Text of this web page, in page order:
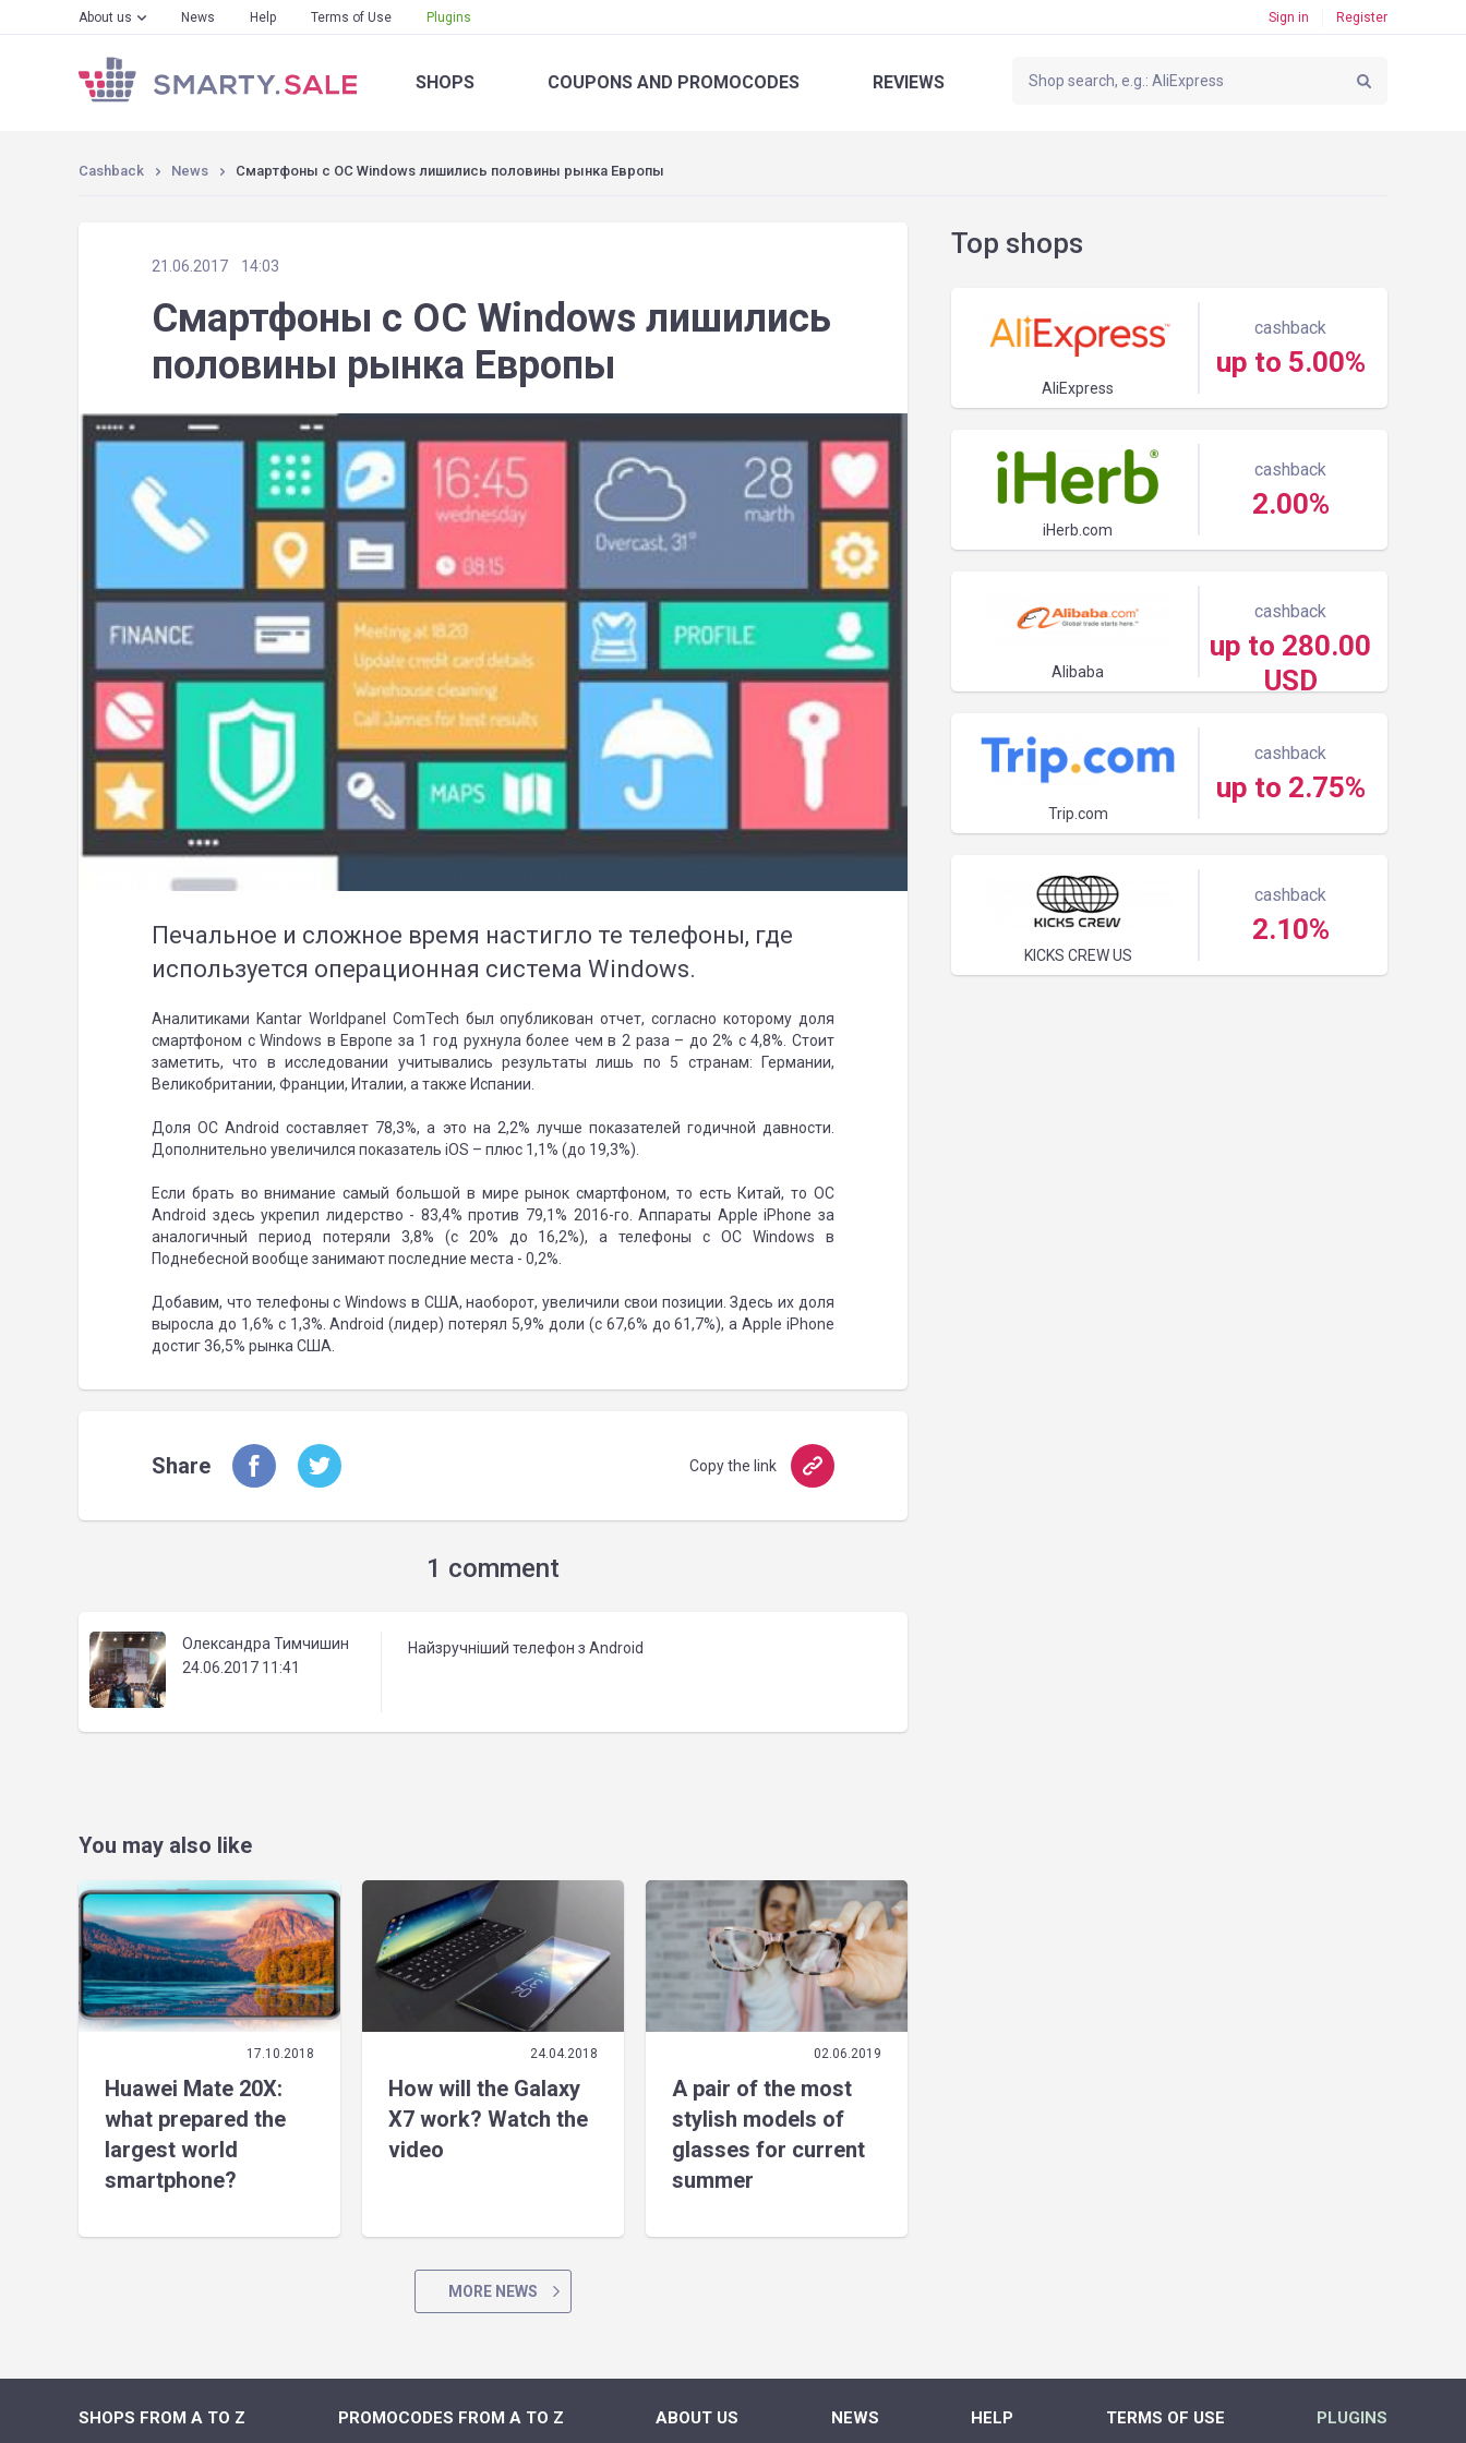
About us News Help Terms of Use Plugins Sign in Register
SHOPS COUPONS AND PROMOCODES REVIEWS
Cashback News Смартфоны с ОС Windows лишились половины рынка Европы
21.06.2017 14:03
Смартфоны с ОС Windows лишились
половины рынка Европы
Печальное и сложное время настигло те телефоны, где
используется операционная система Windows.
Аналитиками Kantar Worldpanel ComTech был опубликован отчет, согласно которому доля
смартфоном с Windows в Европе за 1 год рухнула более чем в 2 раза – до 2% с 4,8%. Стоит
заметить, что в исследовании учитывались результаты лишь по 5 странам: Германии,
Великобритании, Франции, Италии, а также Испании.
Доля ОС Android составляет 78,3%, а это на 2,2% лучше показателей годичной давности.
Дополнительно увеличился показатель iOS – плюс 1,1% (до 19,3%).
Если брать во внимание самый большой в мире рынок смартфоном, то есть Китай, то ОС
Android здесь укрепил лидерство - 83,4% против 79,1% 2016-го. Аппараты Apple iPhone за
аналогичный период потеряли 3,8% (с 20% до 16,2%), а телефоны с ОС Windows в
Поднебесной вообще занимают последние места - 0,2%.
Добавим, что телефоны с Windows в США, наоборот, увеличили свои позиции. Здесь их доля
выросла до 1,6% с 1,3%. Android (лидер) потерял 5,9% доли (с 67,6% до 61,7%), а Apple iPhone
достиг 36,5% рынка США.
Share Copy the link
1 comment
Олександра Тимчишин
24.06.2017 11:41
Найзручніший телефон з Android
You may also like
17.10.2018
Huawei Mate 20X:
what prepared the
largest world
smartphone?
24.04.2018
How will the Galaxy
X7 work? Watch the
video
02.06.2019
A pair of the most
stylish models of
glasses for current
summer
MORE NEWS
Top shops
AliExpress
cashback
up to 5.00%
iHerb.com
cashback
2.00%
Alibaba
cashback
up to 280.00
USD
Trip.com
cashback
up to 2.75%
KICKS CREW US
cashback
2.10%
SHOPS FROM A TO Z PROMOCODES FROM A TO Z ABOUT US NEWS HELP TERMS OF USE PLUGINS